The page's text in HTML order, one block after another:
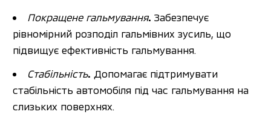
Покращене гальмування. Забезпечує
рівномірний розподіл гальмівних зусиль, що
підвищує ефективність гальмування.
Стабільність. Допомагає підтримувати
стабільність автомобіля під час гальмування на
слизьких поверхнях.